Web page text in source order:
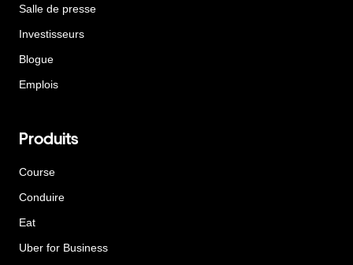
Salle de presse
Investisseurs
Blogue
Emplois
Produits
Course
Conduire
Eat
Uber for Business